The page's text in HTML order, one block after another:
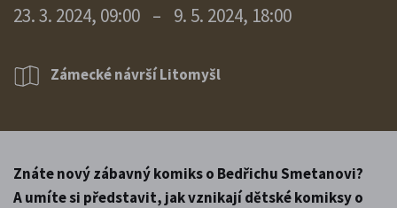
23. 3. 2024, 09:00 – 9. 5. 2024, 18:00
Zámecké návrší Litomyšl
Znáte nový zábavný komiks o Bedřichu Smetanovi?
A umíte si představit, jak vznikají dětské komiksy o